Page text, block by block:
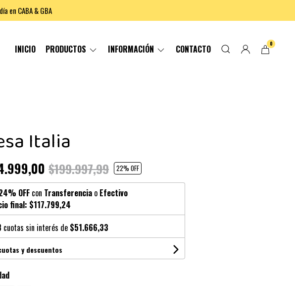
en CABA & GBA
INICIO PRODUCTOS INFORMACIÓN CONTACTO 0
Italia
$199.997,99 22% OFF
OFFcon Transferenciao Efectivo
final: $117.799,24
cuotas sin interés de $51.666,33
y descuentos